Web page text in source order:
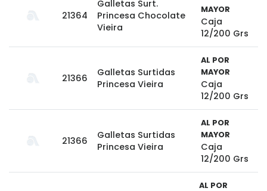
21364
Galletas Surt.
Princesa Chocolate
Vieira
MAYOR
Caja
12/200 Grs
21366
Galletas Surtidas
Princesa Vieira
AL POR
MAYOR
Caja
12/200 Grs
21366
Galletas Surtidas
Princesa Vieira
AL POR
MAYOR
Caja
12/200 Grs
AL POR